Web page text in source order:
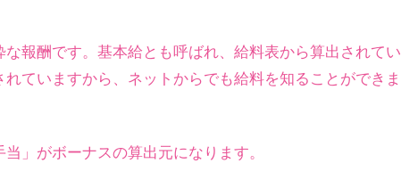
報酬です。基本給とも呼ばれ、給料表から算出されてい
ていますから、ネットからでも給料を知ることができま
」がボーナスの算出元になります。